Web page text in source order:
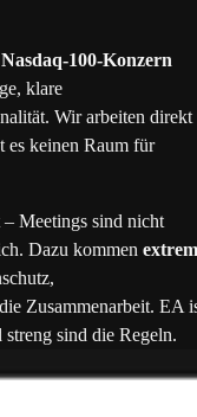
100-Konzern
klare
Wir arbeiten direkt
es keinen Raum für
– Meetings sind nicht
Dazu kommen extrem
Zusammenarbeit. EA
sind die Regeln.